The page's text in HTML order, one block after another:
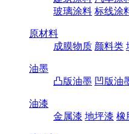
玻璃涂料 标线涂
原材料
成膜物质 颜料类
油墨
凸版油墨 凹版油
油漆
金属漆 地坪漆 橡